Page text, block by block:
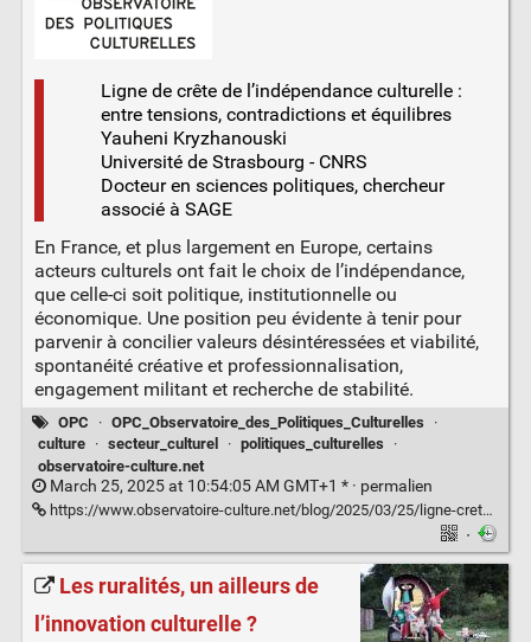
Ligne de crête de l’indépendance culturelle :
entre tensions, contradictions et équilibres
Yauheni Kryzhanouski
Université de Strasbourg - CNRS
Docteur en sciences politiques, chercheur
associé à SAGE
En France, et plus largement en Europe, certains
acteurs culturels ont fait le choix de l’indépendance,
que celle-ci soit politique, institutionnelle ou
économique. Une position peu évidente à tenir pour
parvenir à concilier valeurs désintéressées et viabilité,
spontanéité créative et professionnalisation,
engagement militant et recherche de stabilité.
OPC · OPC_Observatoire_des_Politiques_Culturelles
·
culture
· secteur_culturel · politiques_culturelles
·
observatoire-culture.net
March 25, 2025 at 10:54:05 AM GMT+1 * · permalien
https://www.observatoire-culture.net/blog/2025/03/25/ligne-crete-independance-culturelle-tensions-contradictions-equilibres/
·
Les ruralités, un ailleurs de
l’innovation culturelle ?